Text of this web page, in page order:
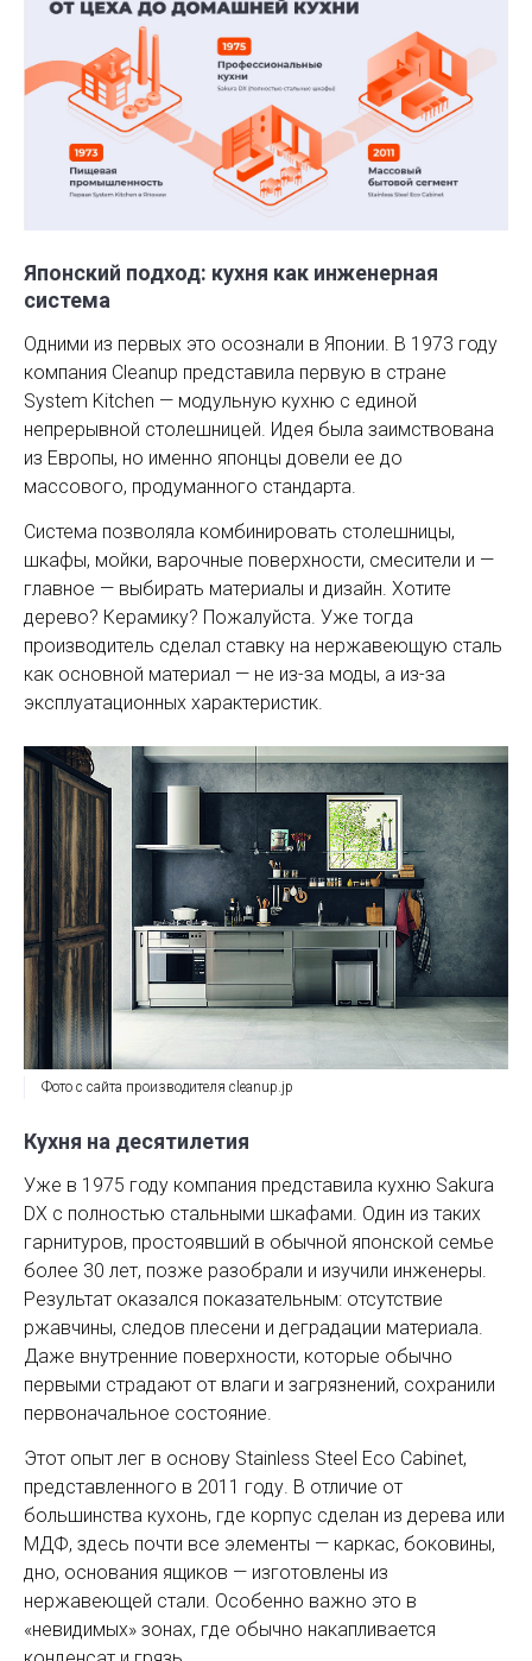
Японский подход: кухня как инженерная
система
Одними из первых это осознали в Японии. В 1973 году
компания Cleanup представила первую в стране
System Kitchen — модульную кухню с единой
непрерывной столешницей. Идея была заимствована
из Европы, но именно японцы довели ее до
массового, продуманного стандарта.
Система позволяла комбинировать столешницы,
шкафы, мойки, варочные поверхности, смесители и —
главное — выбирать материалы и дизайн. Хотите
дерево? Керамику? Пожалуйста. Уже тогда
производитель сделал ставку на нержавеющую сталь
как основной материал — не из-за моды, а из-за
эксплуатационных характеристик.
Фото с сайта производителя cleanup.jp
Кухня на десятилетия
Уже в 1975 году компания представила кухню Sakura
DX с полностью стальными шкафами. Один из таких
гарнитуров, простоявший в обычной японской семье
более 30 лет, позже разобрали и изучили инженеры.
Результат оказался показательным: отсутствие
ржавчины, следов плесени и деградации материала.
Даже внутренние поверхности, которые обычно
первыми страдают от влаги и загрязнений, сохранили
первоначальное состояние.
Этот опыт лег в основу Stainless Steel Eco Cabinet,
представленного в 2011 году. В отличие от
большинства кухонь, где корпус сделан из дерева или
МДФ, здесь почти все элементы — каркас, боковины,
дно, основания ящиков — изготовлены из
нержавеющей стали. Особенно важно это в
«невидимых» зонах, где обычно накапливается